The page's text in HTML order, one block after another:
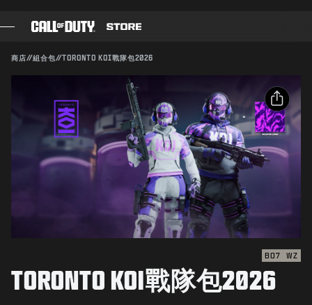
COD點數
遊戲
商店//組合包//TORONTO KOI戰隊包2026
相容：
取消
Activision得隨時更新、替換或移除此遊戲內容。
分享
電子郵件
Facebook
X
複製連結
BO7 WZ
TORONTO KOI戰隊包2026